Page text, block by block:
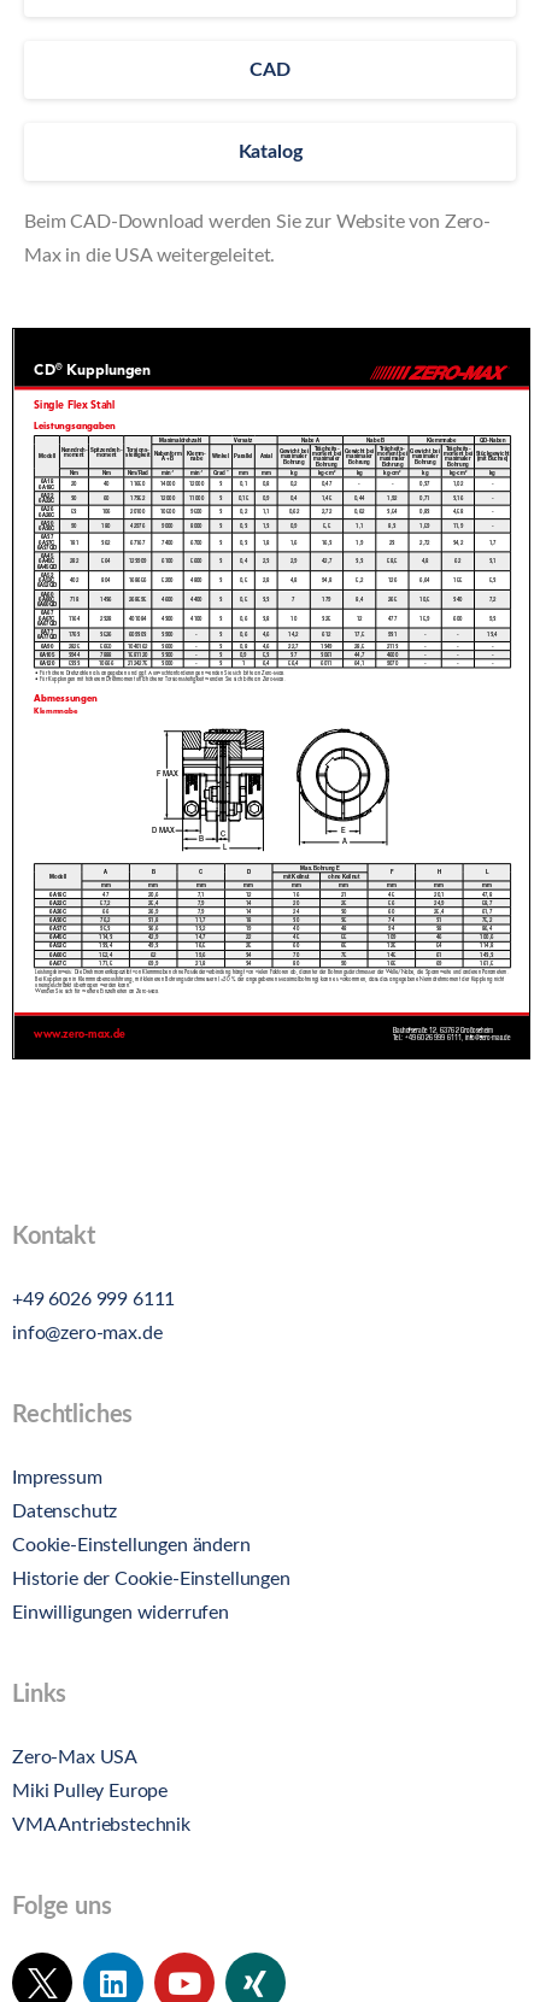
CAD
Katalog
Beim CAD-Download werden Sie zur Website von Zero-
Max in die USA weitergeleitet.
Kontakt
+49 6026 999 6111
info@zero-max.de
Rechtliches
Impressum
Datenschutz
Cookie-Einstellungen ändern
Historie der Cookie-Einstellungen
Einwilligungen widerrufen
Links
Zero-Max USA
Miki Pulley Europe
VMA Antriebstechnik
Folge uns